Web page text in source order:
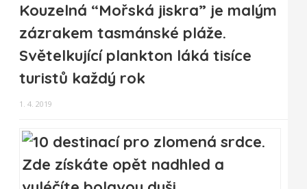
Kouzelná “Mořská jiskra” je malým
zázrakem tasmánské pláže.
Světelkující plankton láká tisíce
turistů každý rok
1. 4. 2019